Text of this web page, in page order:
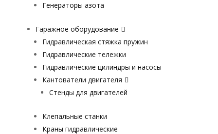
Генераторы азота
Гаражное оборудование
Гидравлическая стяжка пружин
Гидравлические тележки
Гидравлические цилиндры и насосы
Кантователи двигателя
Стенды для двигателей
Клепальные станки
Краны гидравлические